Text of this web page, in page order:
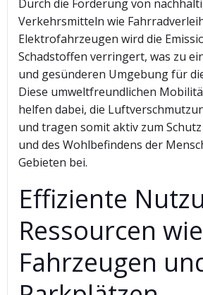
Durch die Förderung von
Verkehrsmitteln wie
Elektrofahrzeugen wird die
Schadstoffen verringert, was zu
und gesünderen Umgebung für
Diese umweltfreundlichen
helfen dabei, die
und tragen somit aktiv zum
und des Wohlbefindens der
Gebieten bei.
Effiziente
Ressourcen wie
Fahrzeugen